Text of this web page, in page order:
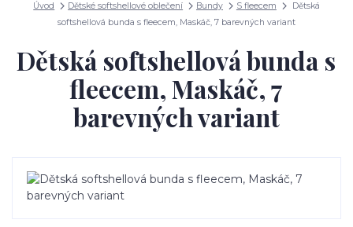
Úvod Dětské softshellové oblečení Bundy S fleecem
Dětská
softshellová bunda s fleecem, Maskáč, 7 barevných variant
Dětská softshellová bunda s
fleecem, Maskáč, 7
barevných variant